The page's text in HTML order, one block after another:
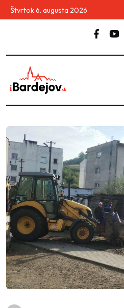
Štvrtok 6. augusta 2026